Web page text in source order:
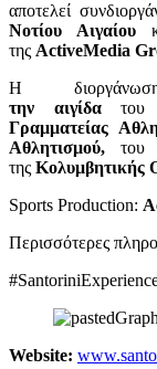
αποτελεί
Νοτίου Αιγαίου
της ActiveMedia
Η
την
αιγίδατου
Γραμματείας
Αθλητισμού,
της Κολυμβητικής
Sports Production:
Περισσότερες
Website: